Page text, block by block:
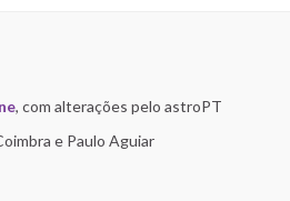
, com alterações pelo astroPT
e Paulo Aguiar